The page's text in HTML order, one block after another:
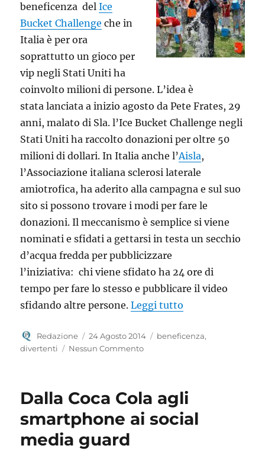
beneficenza delIce
Bucket Challenge che in
Italia è per ora
soprattutto un gioco per
vip negli Stati Uniti ha
coinvolto milioni di persone. L’idea è
stata lanciata a inizio agosto da Pete Frates, 29
anni, malato di Sla. l’Ice Bucket Challenge negli
Stati Uniti ha raccolto donazioni per oltre 50
milioni di dollari. In Italia anche l’Aisla,
l’Associazione italiana sclerosi laterale
amiotrofica, ha aderito alla campagna e sul suo
sito si possono trovare i modi per fare le
donazioni. Il meccanismo è semplice si viene
nominati e sfidati a gettarsi in testa un secchio
d’acqua fredda per pubblicizzare
l’iniziativa: chi viene sfidato ha 24 ore di
tempo per fare lo stesso e pubblicare il video
sfidando altre persone.Leggi tutto
Autore
Redazione
Pubblicato
il
24 Agosto 2014 Categorie
beneficenza,
divertenti
Nessun Commento
Dalla Coca Cola agli
smartphone ai social
media guard